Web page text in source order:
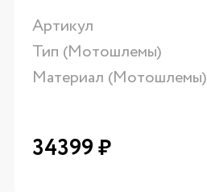
Артикул
Тип (Мотошлемы)
Материал (Мотошлемы)
34399₽